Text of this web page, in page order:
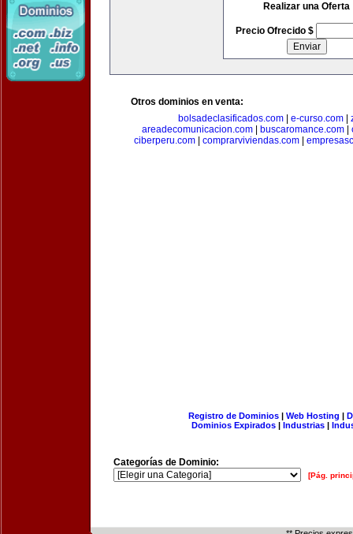
Realizar una Oferta
Precio Ofrecido $
Otros dominios en venta:
bolsadeclasificados.com
e-curso.com
areadecomunicacion.com| buscaromance.com|
ciberperu.com
comprarviviendas.com
Registro de Dominios| Web Hosting |
Dominios Expirados | Industrias |
Categorías de Dominio:
[Pág.